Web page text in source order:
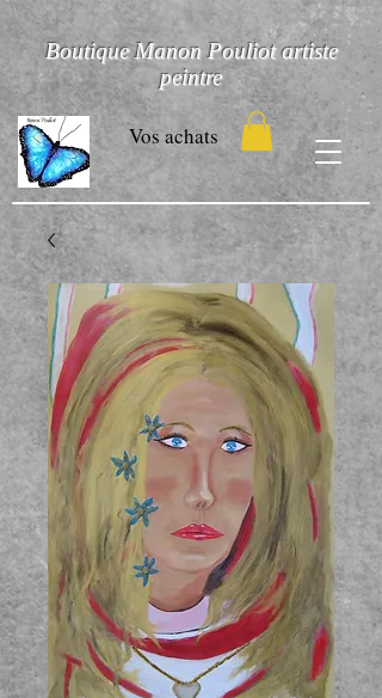
Boutique Manon Pouliot artiste
peintre
Vos achats